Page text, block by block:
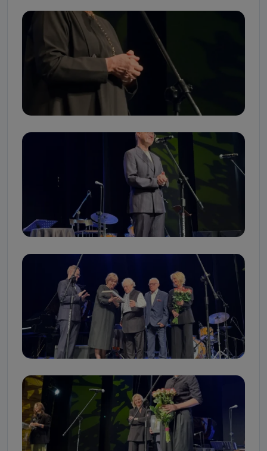
Kiedy i komu możemy przekazać
Państwa dane?
Telewizja Kablowa Pro-Art z siedzibą w miejscowości
Ostrów Wielkopolski (63-400) przy ul. Wolności 19 nie
przekazuje Państwa danych osobowych podmiotom
trzecim, jak również nie są one wykorzystywane w
procesach zautomatyzowanego profilowania.
Co mogą Państwo zrobić z
przekazanymi nam danymi?
mają Państwo prawo do żądania od Telewizji Kablowa
Pro-Art z siedzibą w miejscowości Ostrów Wielkopolski (63-
400) przy ul. Wolności 19 dostępu do danych osobowych
dotyczących Państwa oraz uzyskania ich kopii, a także
żądania ich sprostowania, usunięcia danych,
ograniczenia ich przetwarzania oraz prawo wniesienia
sprzeciwu wobec ich przetwarzania.
Do kiedy Państwa dane osobowe będą
przechowywane?
administratora – do momentu wniesienia sprzeciwu.
Jakie dane osobowe przetwarzamy?
Przetwarzane kategorie Państwa danych osobowych to
dane, które pochodzą bezpośrednio od Państwa (lub
zostały przekazane w Państwa imieniu) lub dane osobowe,
które zostały zebrane ze źródeł publicznie dostępnych, w
szczególności: imię i nazwisko, adres e-mail, telefon
kontaktowy, adres korespondencyjny. Odbiorcą Pastwa
danych osobowych są pracownicy i współpracownicy
oraz partnerzy wspomagający administratora w jego
Jak skontaktować się z inspektorem
danych osobowych?
Można to zrobić pod numerem telefonu 62 735-51-05 lub
e-mailowo pod adresem: poczta@tvproart.pl